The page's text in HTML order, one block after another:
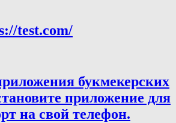
test.com/
букмекерских
приложение для
на свой телефон.